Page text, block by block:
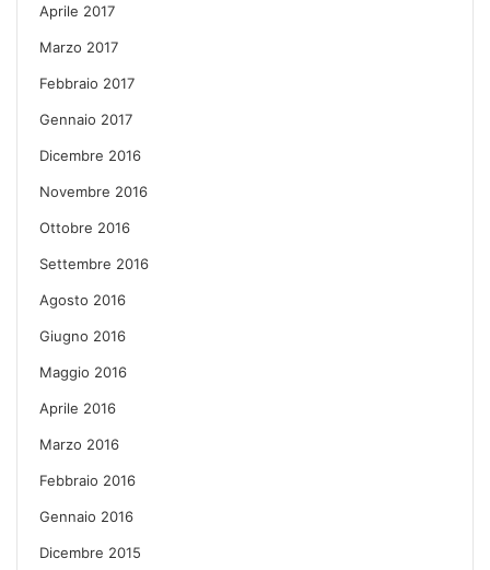
Aprile 2017
Marzo 2017
Febbraio 2017
Gennaio 2017
Dicembre 2016
Novembre 2016
Ottobre 2016
Settembre 2016
Agosto 2016
Giugno 2016
Maggio 2016
Aprile 2016
Marzo 2016
Febbraio 2016
Gennaio 2016
Dicembre 2015